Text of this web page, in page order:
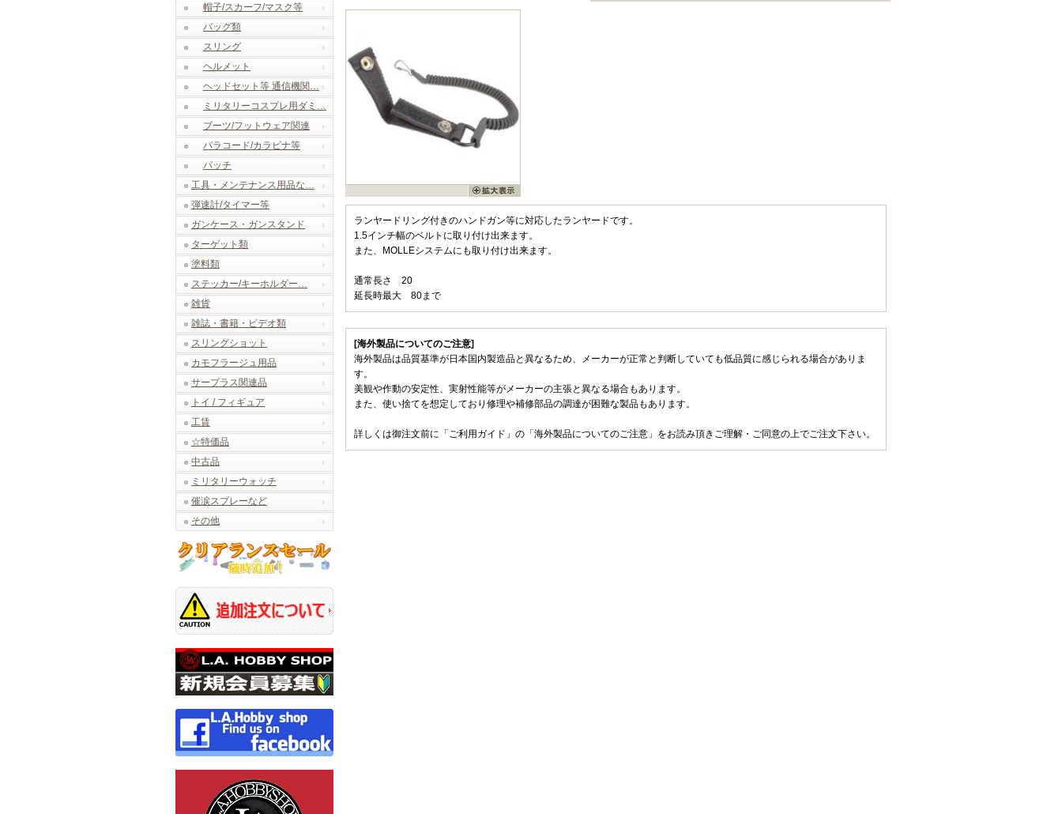
帽子/スカーフ/マスク等
バッグ類
スリング
ヘルメット
ヘッドセット等 通信機関…
ミリタリーコスプレ用ダミ…
ブーツ/フットウェア関連
パラコード/カラビナ等
パッチ
工具・メンテナンス用品な…
弾速計/タイマー等
ガンケース・ガンスタンド
ターゲット類
塗料類
ステッカー/キーホルダー…
雑貨
雑誌・書籍・ビデオ類
スリングショット
カモフラージュ用品
サープラス関連品
トイ / フィギュア
工賃
☆特価品
中古品
ミリタリーウォッチ
催涙スプレーなど
その他
ランヤードリング付きのハンドガン等に対応したランヤードです。
1.5インチ幅のベルトに取り付け出来ます。
また、MOLLEシステムにも取り付け出来ます。
通常長さ 20
延長時最大 80まで
[海外製品についてのご注意]
海外製品は品質基準が日本国内製造品と異なるため、メーカーが正常と判断していても低品質に感じられる場合がありま
す。
美観や作動の安定性、実射性能等がメーカーの主張と異なる場合もあります。
また、使い捨てを想定しており修理や補修部品の調達が困難な製品もあります。
詳しくは御注文前に「ご利用ガイド」の「海外製品についてのご注意」をお読み頂きご理解・ご同意の上でご注文下さい。